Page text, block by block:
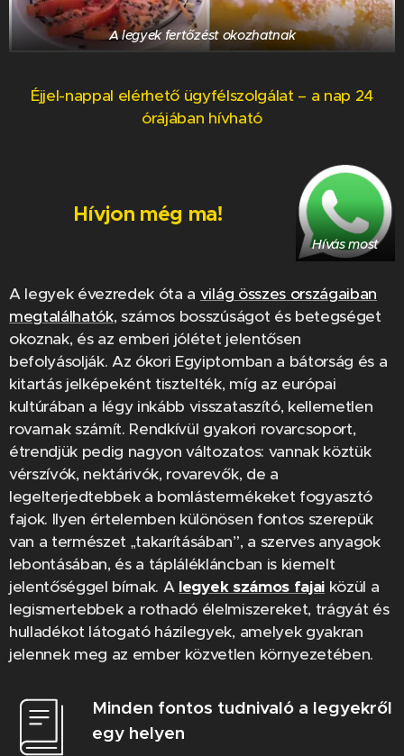
A legyek fertőzést okozhatnak
Éjjel-nappal elérhető ügyfélszolgálat – a nap 24
órájában hívható
Hívás most
Hívjon még ma!
A legyek évezredek óta a világ összes országaiban
megtalálhatók, számos bosszúságot és betegséget
okoznak, és az emberi jólétet jelentősen
befolyásolják. Az ókori Egyiptomban a bátorság és a
kitartás jelképeként tisztelték, míg az európai
kultúrában a légy inkább visszataszító, kellemetlen
rovarnak számít. Rendkívül gyakori rovarcsoport,
étrendjük pedig nagyon változatos: vannak köztük
vérszívók, nektárivók, rovarevők, de a
legelterjedtebbek a bomlástermékeket fogyasztó
fajok. Ilyen értelemben különösen fontos szerepük
van a természet „takarításában”, a szerves anyagok
lebontásában, és a táplálékláncban is kiemelt
jelentőséggel bírnak. A legyek számos fajaiközül a
legismertebbek a rothadó élelmiszereket, trágyát és
hulladékot látogató házilegyek, amelyek gyakran
jelennek meg az ember közvetlen környezetében.
Minden fontos tudnivaló a legyekről
egy helyen